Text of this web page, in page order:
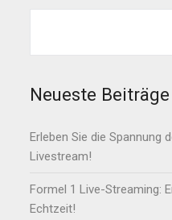
Neueste Beiträge
Erleben Sie die Spannung
Livestream!
Formel 1 Live-Streaming:
Echtzeit!